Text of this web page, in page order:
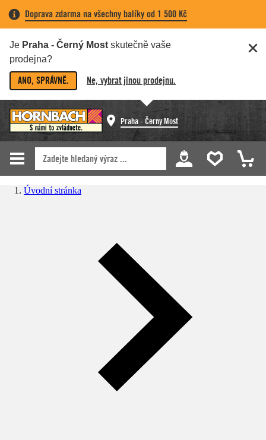
Doprava zdarma na všechny balíky od 1 500 Kč
Je Praha - Černý Most skutečně vaše
prodejna?
ANO, SPRÁVNĚ. Ne, vybrat jinou prodejnu.
Praha - Černý Most
Úvodní stránka